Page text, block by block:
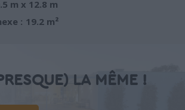
m x 12.8 m
: 19.2 m²
LA MÊME !